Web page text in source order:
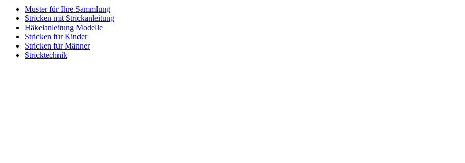
Muster für Ihre Sammlung
Stricken mit Strickanleitung
Häkelanleitung Modelle
Stricken für Kinder
Stricken für Männer
Stricktechnik